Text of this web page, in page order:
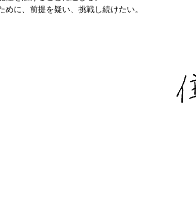
に、前提を疑い、挑戦し続けたい。